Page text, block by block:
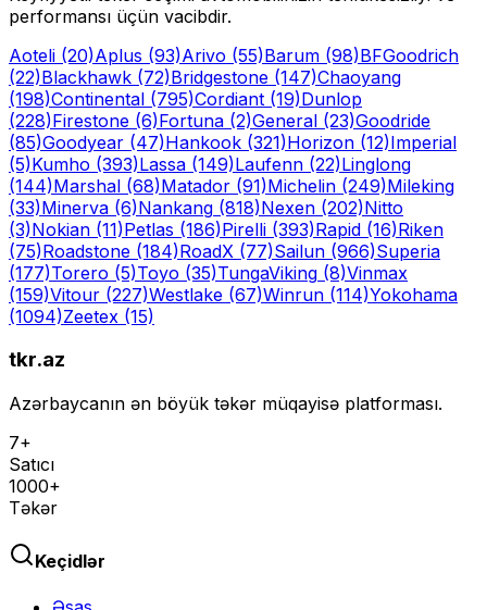
performansı üçün vacibdir.
Aoteli (20)Aplus (93)Arivo (55)Barum (98)BFGoodrich
(22)Blackhawk (72)Bridgestone (147)Chaoyang
(198)Continental (795)Cordiant (19)Dunlop
(228)Firestone (6)Fortuna (2)General (23)Goodride
(85)Goodyear (47)Hankook (321)Horizon (12)Imperial
(5)Kumho (393)Lassa (149)Laufenn (22)Linglong
(144)Marshal (68)Matador (91)Michelin (249)Mileking
(33)Minerva (6)Nankang (818)Nexen (202)Nitto
(3)Nokian (11)Petlas (186)Pirelli (393)Rapid (16)Riken
(75)Roadstone (184)RoadX (77)Sailun (966)Superia
(177)Torero (5)Toyo (35)TungaViking (8)Vinmax
(159)Vitour (227)Westlake (67)Winrun (114)Yokohama
(1094)Zeetex (15)
tkr.az
Azərbaycanın ən böyük təkər müqayisə platforması.
7+
Satıcı
1000+
Təkər
Keçidlər